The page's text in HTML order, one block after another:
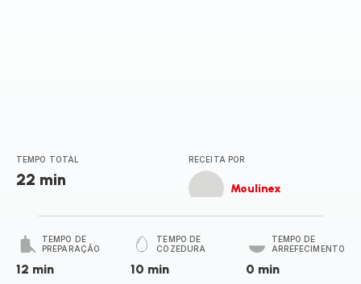
TEMPO TOTAL
22 min
RECEITA POR
Moulinex
TEMPO DE
PREPARAÇÃO
12 min
TEMPO DE
COZEDURA
10 min
TEMPO DE
ARREFECIMENTO
0 min